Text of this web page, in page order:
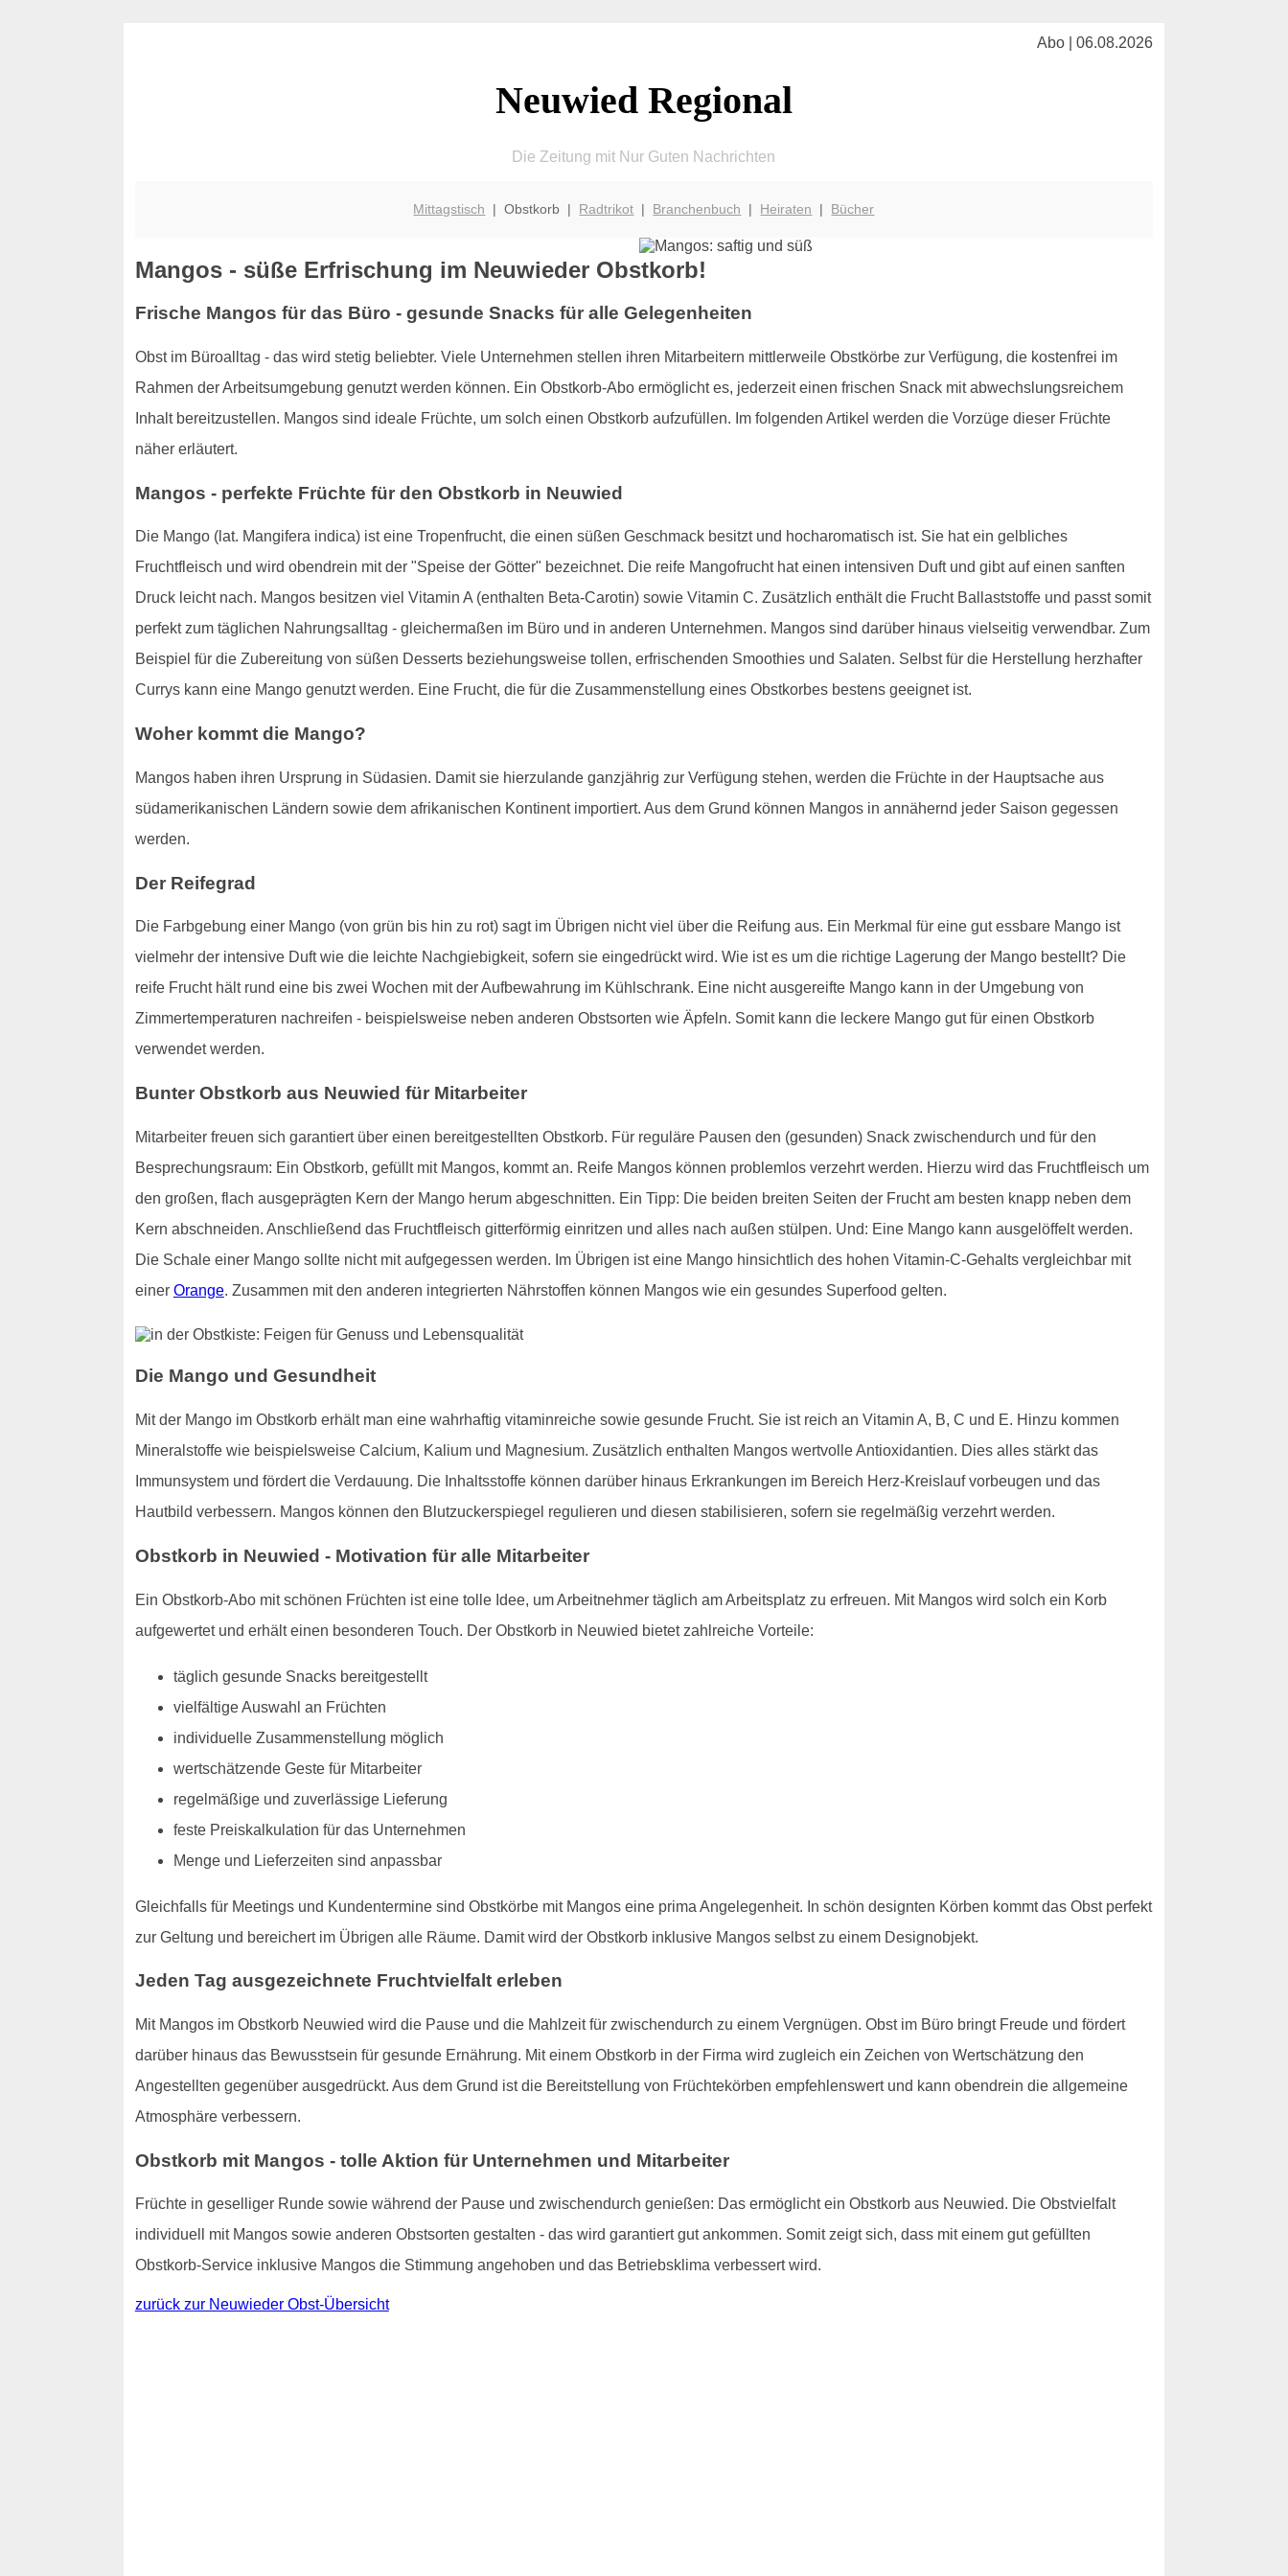
Abo | 06.08.2026
Neuwied Regional
Die Zeitung mit Nur Guten Nachrichten
Mittagstisch | Obstkorb | Radtrikot | Branchenbuch | Heiraten | Bücher
Mangos - süße Erfrischung im Neuwieder Obstkorb!
Frische Mangos für das Büro - gesunde Snacks für alle Gelegenheiten
Obst im Büroalltag - das wird stetig beliebter. Viele Unternehmen stellen ihren Mitarbeitern mittlerweile Obstkörbe zur Verfügung, die kostenfrei im
Rahmen der Arbeitsumgebung genutzt werden können. Ein Obstkorb-Abo ermöglicht es, jederzeit einen frischen Snack mit abwechslungsreichem
Inhalt bereitzustellen. Mangos sind ideale Früchte, um solch einen Obstkorb aufzufüllen. Im folgenden Artikel werden die Vorzüge dieser Früchte
näher erläutert.
Mangos - perfekte Früchte für den Obstkorb in Neuwied
Die Mango (lat. Mangifera indica) ist eine Tropenfrucht, die einen süßen Geschmack besitzt und hocharomatisch ist. Sie hat ein gelbliches
Fruchtfleisch und wird obendrein mit der "Speise der Götter" bezeichnet. Die reife Mangofrucht hat einen intensiven Duft und gibt auf einen sanften
Druck leicht nach. Mangos besitzen viel Vitamin A (enthalten Beta-Carotin) sowie Vitamin C. Zusätzlich enthält die Frucht Ballaststoffe und passt somit
perfekt zum täglichen Nahrungsalltag - gleichermaßen im Büro und in anderen Unternehmen. Mangos sind darüber hinaus vielseitig verwendbar. Zum
Beispiel für die Zubereitung von süßen Desserts beziehungsweise tollen, erfrischenden Smoothies und Salaten. Selbst für die Herstellung herzhafter
Currys kann eine Mango genutzt werden. Eine Frucht, die für die Zusammenstellung eines Obstkorbes bestens geeignet ist.
Woher kommt die Mango?
Mangos haben ihren Ursprung in Südasien. Damit sie hierzulande ganzjährig zur Verfügung stehen, werden die Früchte in der Hauptsache aus
südamerikanischen Ländern sowie dem afrikanischen Kontinent importiert. Aus dem Grund können Mangos in annähernd jeder Saison gegessen
werden.
Der Reifegrad
Die Farbgebung einer Mango (von grün bis hin zu rot) sagt im Übrigen nicht viel über die Reifung aus. Ein Merkmal für eine gut essbare Mango ist
vielmehr der intensive Duft wie die leichte Nachgiebigkeit, sofern sie eingedrückt wird. Wie ist es um die richtige Lagerung der Mango bestellt? Die
reife Frucht hält rund eine bis zwei Wochen mit der Aufbewahrung im Kühlschrank. Eine nicht ausgereifte Mango kann in der Umgebung von
Zimmertemperaturen nachreifen - beispielsweise neben anderen Obstsorten wie Äpfeln. Somit kann die leckere Mango gut für einen Obstkorb
verwendet werden.
Bunter Obstkorb aus Neuwied für Mitarbeiter
Mitarbeiter freuen sich garantiert über einen bereitgestellten Obstkorb. Für reguläre Pausen den (gesunden) Snack zwischendurch und für den
Besprechungsraum: Ein Obstkorb, gefüllt mit Mangos, kommt an. Reife Mangos können problemlos verzehrt werden. Hierzu wird das Fruchtfleisch um
den großen, flach ausgeprägten Kern der Mango herum abgeschnitten. Ein Tipp: Die beiden breiten Seiten der Frucht am besten knapp neben dem
Kern abschneiden. Anschließend das Fruchtfleisch gitterförmig einritzen und alles nach außen stülpen. Und: Eine Mango kann ausgelöffelt werden.
Die Schale einer Mango sollte nicht mit aufgegessen werden. Im Übrigen ist eine Mango hinsichtlich des hohen Vitamin-C-Gehalts vergleichbar mit
einer Orange. Zusammen mit den anderen integrierten Nährstoffen können Mangos wie ein gesundes Superfood gelten.
Die Mango und Gesundheit
Mit der Mango im Obstkorb erhält man eine wahrhaftig vitaminreiche sowie gesunde Frucht. Sie ist reich an Vitamin A, B, C und E. Hinzu kommen
Mineralstoffe wie beispielsweise Calcium, Kalium und Magnesium. Zusätzlich enthalten Mangos wertvolle Antioxidantien. Dies alles stärkt das
Immunsystem und fördert die Verdauung. Die Inhaltsstoffe können darüber hinaus Erkrankungen im Bereich Herz-Kreislauf vorbeugen und das
Hautbild verbessern. Mangos können den Blutzuckerspiegel regulieren und diesen stabilisieren, sofern sie regelmäßig verzehrt werden.
Obstkorb in Neuwied - Motivation für alle Mitarbeiter
Ein Obstkorb-Abo mit schönen Früchten ist eine tolle Idee, um Arbeitnehmer täglich am Arbeitsplatz zu erfreuen. Mit Mangos wird solch ein Korb
aufgewertet und erhält einen besonderen Touch. Der Obstkorb in Neuwied bietet zahlreiche Vorteile:
täglich gesunde Snacks bereitgestellt
vielfältige Auswahl an Früchten
individuelle Zusammenstellung möglich
wertschätzende Geste für Mitarbeiter
regelmäßige und zuverlässige Lieferung
feste Preiskalkulation für das Unternehmen
Menge und Lieferzeiten sind anpassbar
Gleichfalls für Meetings und Kundentermine sind Obstkörbe mit Mangos eine prima Angelegenheit. In schön designten Körben kommt das Obst perfekt
zur Geltung und bereichert im Übrigen alle Räume. Damit wird der Obstkorb inklusive Mangos selbst zu einem Designobjekt.
Jeden Tag ausgezeichnete Fruchtvielfalt erleben
Mit Mangos im Obstkorb Neuwied wird die Pause und die Mahlzeit für zwischendurch zu einem Vergnügen. Obst im Büro bringt Freude und fördert
darüber hinaus das Bewusstsein für gesunde Ernährung. Mit einem Obstkorb in der Firma wird zugleich ein Zeichen von Wertschätzung den
Angestellten gegenüber ausgedrückt. Aus dem Grund ist die Bereitstellung von Früchtekörben empfehlenswert und kann obendrein die allgemeine
Atmosphäre verbessern.
Obstkorb mit Mangos - tolle Aktion für Unternehmen und Mitarbeiter
Früchte in geselliger Runde sowie während der Pause und zwischendurch genießen: Das ermöglicht ein Obstkorb aus Neuwied. Die Obstvielfalt
individuell mit Mangos sowie anderen Obstsorten gestalten - das wird garantiert gut ankommen. Somit zeigt sich, dass mit einem gut gefüllten
Obstkorb-Service inklusive Mangos die Stimmung angehoben und das Betriebsklima verbessert wird.
zurück zur Neuwieder Obst-Übersicht